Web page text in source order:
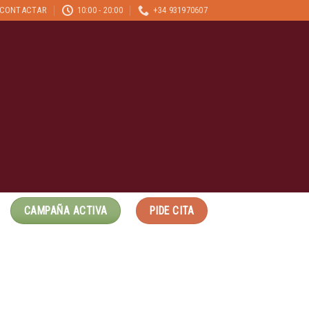
10:00 - 20:00 +34 931970607
CAMPAÑA ACTIVA PIDE CITA